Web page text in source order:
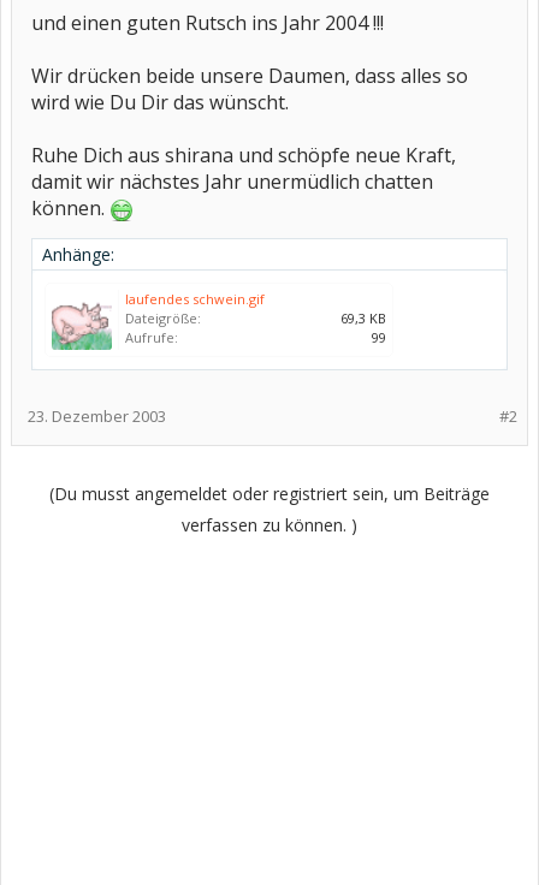
und einen guten Rutsch ins Jahr 2004 !!!
Wir drücken beide unsere Daumen, dass alles so
wird wie Du Dir das wünscht.
Ruhe Dich aus shirana und schöpfe neue Kraft,
damit wir nächstes Jahr unermüdlich chatten
können.
Anhänge:
laufendes schwein.gif
Dateigröße:
69,3 KB
Aufrufe:
99
#2
23. Dezember 2003
(Du musst angemeldet oder registriert sein, um Beiträge
verfassen zu können. )